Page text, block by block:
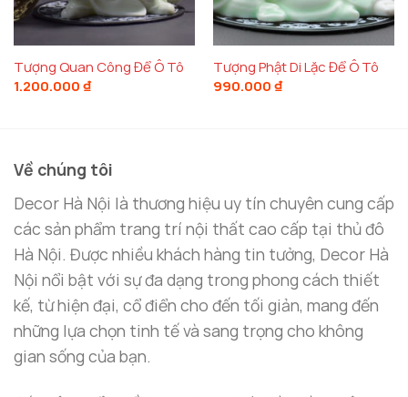
Tượng Quan Công Để Ô Tô
1.200.000 ₫
Tượng Phật Di Lặc Để Ô Tô
990.000 ₫
Về chúng tôi
Decor Hà Nội là thương hiệu uy tín chuyên cung cấp
các sản phẩm trang trí nội thất cao cấp tại thủ đô
Hà Nội. Được nhiều khách hàng tin tưởng, Decor Hà
Nội nổi bật với sự đa dạng trong phong cách thiết
kế, từ hiện đại, cổ điển cho đến tối giản, mang đến
những lựa chọn tinh tế và sang trọng cho không
gian sống của bạn.